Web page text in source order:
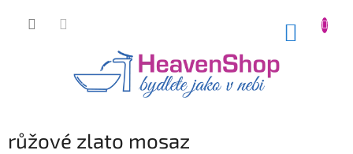
růžové zlato mosaz